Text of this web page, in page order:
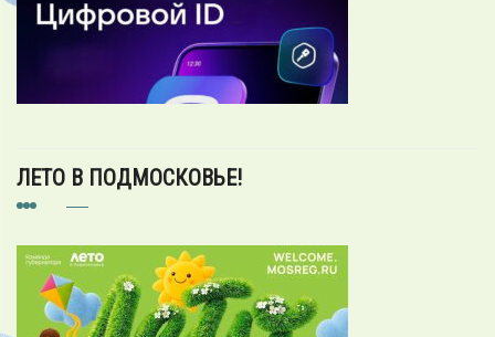
ЛЕТО В ПОДМОСКОВЬЕ!